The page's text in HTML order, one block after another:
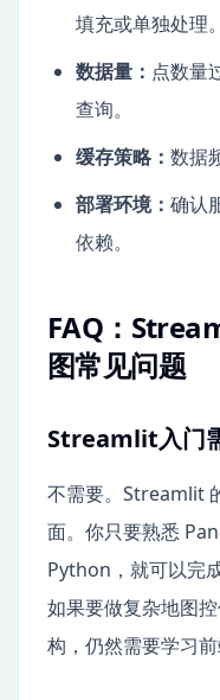
填充或单独处理。
数据量： 点数量
查询。
缓存策略： 数据
部署环境： 确认
依赖。
FAQ：
图常见问题
Streamlit入门
不需要。Streamlit
面。你只要熟悉
Python，就可以完
如果要做复杂地图
构，仍然需要学习前